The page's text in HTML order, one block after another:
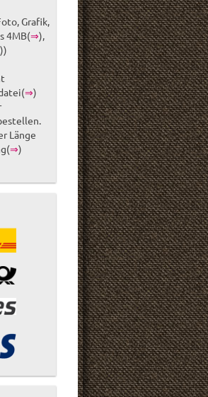
Grafik,
4MB(⇒),
))
⇒)
Länge
⇒)